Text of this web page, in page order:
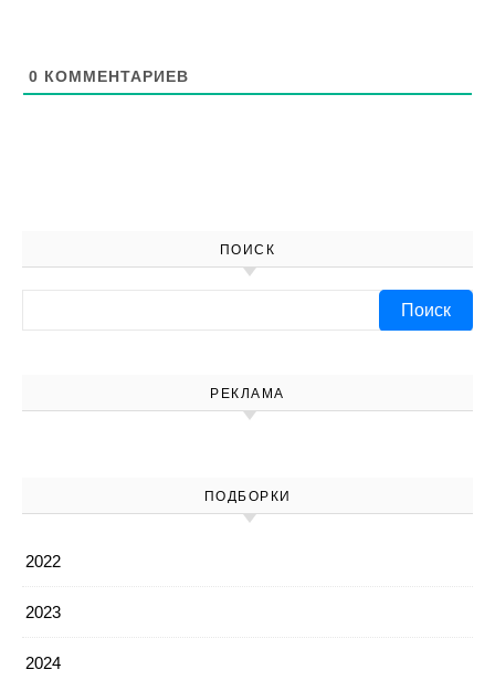
0 КОММЕНТАРИЕВ
ПОИСК
РЕКЛАМА
ПОДБОРКИ
2022
2023
2024